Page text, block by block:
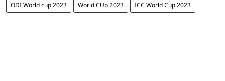
ODI World cup 2023 World CUp 2023 ICC World Cup 2023